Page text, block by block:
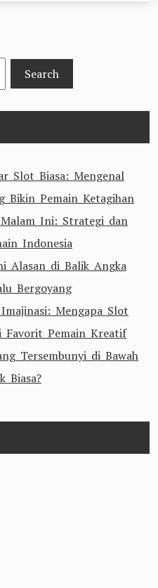
Slot Biasa: Mengenal
Bikin Pemain Ketagihan
Ini: Strategi dan
Indonesia
Alasan di Balik Angka
Bergoyang
Mengapa Slot
Favorit Pemain Kreatif
Tersembunyi di Bawah
Biasa?